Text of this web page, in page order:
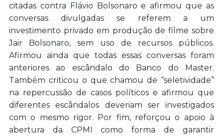
citadas contra Flávio Bolsonaro e afirmou que as
conversas divulgadas se referem a um
investimento privado em produção de filme sobre
Jair Bolsonaro, sem uso de recursos públicos.
Afirmou ainda que todas essas conversas foram
anteriores ao escândalo do Banco do Master.
Também criticou o que chamou de “seletividade”
na repercussão de casos políticos e afirmou que
diferentes escândalos deveriam ser investigados
com o mesmo rigor. Por fim, reforçou o apoio à
abertura da CPMI como forma de garantir